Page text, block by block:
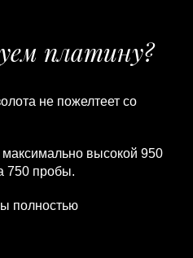
платину?
не пожелтеет со
высокой 950
750 пробы.
полностью